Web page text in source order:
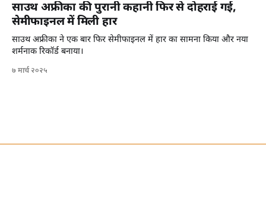
साउथ अफ्रीका की पुरानी कहानी फिर से दोहराई गई,
सेमीफाइनल में मिली हार
साउथ अफ्रीका ने एक बार फिर सेमीफाइनल में हार का सामना किया और नया
शर्मनाक रिकॉर्ड बनाया।
७ मार्च २०२५